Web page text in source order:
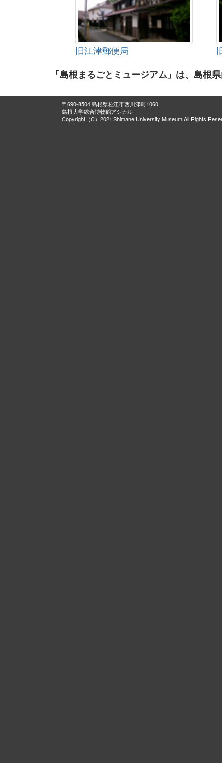
旧江津郵便局
「島根まるごとミュージアム」は、島根
〒690-8504 島根県松江市西川津町1060
島根大学総合博物館アシカル
Copyright（C）2021 Shimane University Museum All Rights